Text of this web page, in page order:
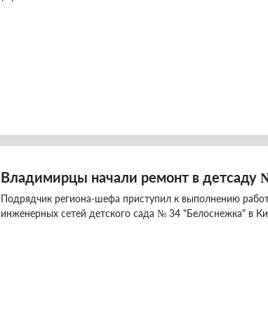
Владимирцы начали ремонт в детсаду
Подрядчик региона-шефа приступил к выполнению
инженерных сетей детского сада № 34 "Белоснежка" в